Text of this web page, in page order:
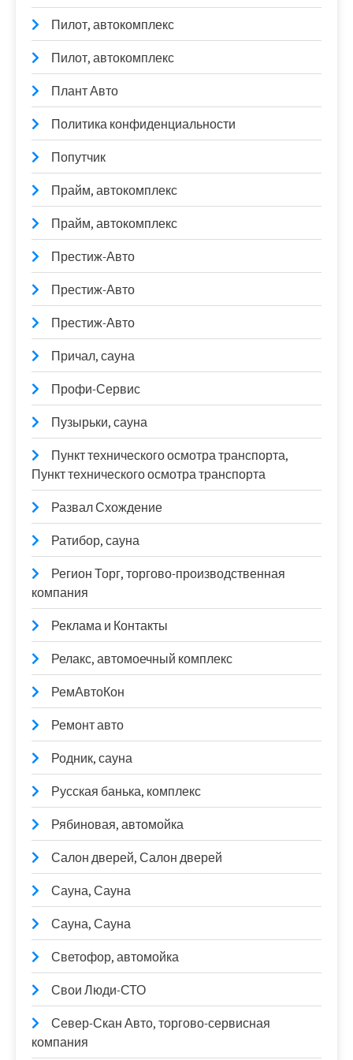
Пилот, автокомплекс
Пилот, автокомплекс
Плант Авто
Политика конфиденциальности
Попутчик
Прайм, автокомплекс
Прайм, автокомплекс
Престиж-Авто
Престиж-Авто
Престиж-Авто
Причал, сауна
Профи-Сервис
Пузырьки, сауна
Пункт технического осмотра транспорта,
Пункт технического осмотра транспорта
Развал Схождение
Ратибор, сауна
Регион Торг, торгово-производственная
компания
Реклама и Контакты
Релакс, автомоечный комплекс
РемАвтоКон
Ремонт авто
Родник, сауна
Русская банька, комплекс
Рябиновая, автомойка
Салон дверей, Салон дверей
Сауна, Сауна
Сауна, Сауна
Светофор, автомойка
Свои Люди-СТО
Север-Скан Авто, торгово-сервисная
компания